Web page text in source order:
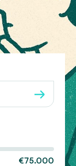
€75.000